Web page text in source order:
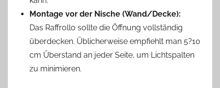
Montage vor der Nische (Wand/Decke):
Das Raffrollo sollte die Öffnung vollständig
überdecken. Üblicherweise empfiehlt man 5?10
cm Überstand an jeder Seite, um Lichtspalten
zu minimieren.